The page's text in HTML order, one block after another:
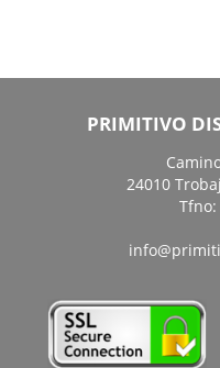
PRIMITIVO
24010
Tfno: